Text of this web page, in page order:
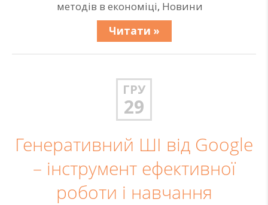
методів в економіці, Новини
Читати »
ГРУ
29
Генеративний ШІ від Google
– інструмент ефективної
роботи і навчання